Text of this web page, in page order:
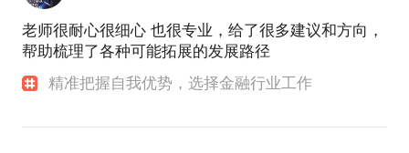
老师很耐心很细心 也很专业，给了很多建议和方向，
帮助梳理了各种可能拓展的发展路径
精准把握自我优势，选择金融行业工作